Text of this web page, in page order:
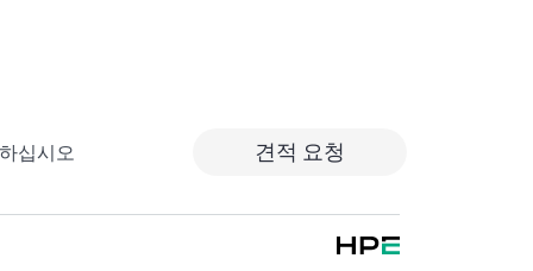
십시오 견적 요청